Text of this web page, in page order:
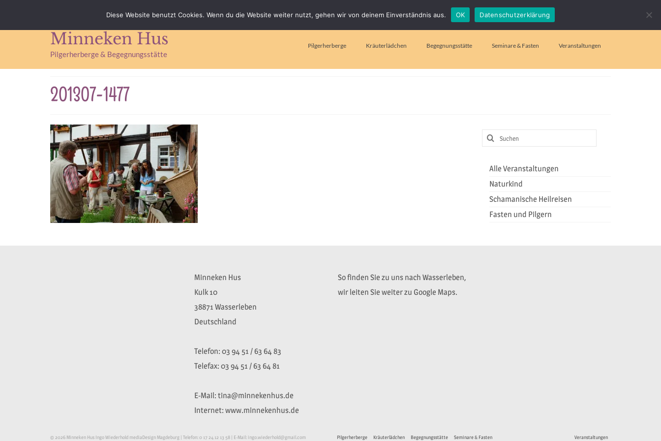
Suchen
nach:
Minneken Hus
Pilgerherberge & Begegnungsstätte
Pilgerherberge Kräuterlädchen Begegnungsstätte Seminare & Fasten Veranstaltungen
201307-1477
Suchen
Alle Veranstaltungen
Naturkind
Schamanische Heilreisen
Fasten und Pilgern
Minneken Hus
Kulk 10
38871 Wasserleben
Deutschland
Telefon: 03 94 51 / 63 64 83
Telefax: 03 94 51 / 63 64 81
E-Mail: tina@minnekenhus.de
Internet: www.minnekenhus.de
So finden Sie zu uns nach Wasserleben,
wir leiten Sie weiter zu Google Maps.
Pilgerherberge Kräuterlädchen Begegnungsstätte Seminare & Fasten Veranstaltungen
© 2026 Minneken Hus Ingo Wiederhold mediaDesign Magdeburg | Telefon: 0 17 24 12 13 58 | E-Mail: ingo.wiederhold@gmail.com
Diese Website benutzt Cookies. Wenn du die Website weiter nutzt, gehen wir von deinem Einverständnis aus. OK Datenschutzerklärung